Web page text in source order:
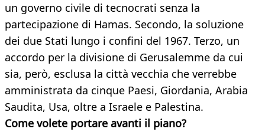
un governo civile di tecnocrati senza la
partecipazione di Hamas. Secondo, la soluzione
dei due Stati lungo i confini del 1967. Terzo, un
accordo per la divisione di Gerusalemme da cui
sia, però, esclusa la città vecchia che verrebbe
amministrata da cinque Paesi, Giordania, Arabia
Saudita, Usa, oltre a Israele e Palestina.
Come volete portare avanti il piano?